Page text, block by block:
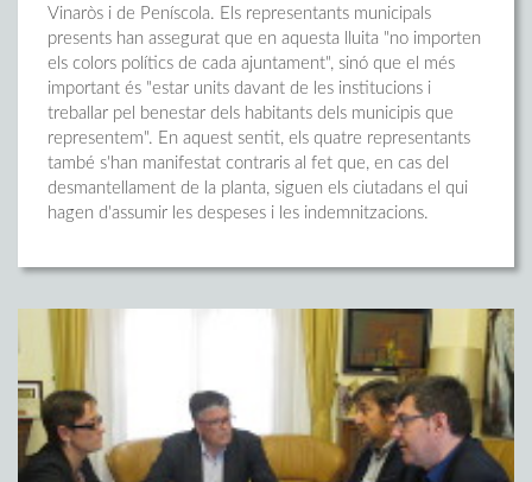
Vinaròs i de Peníscola. Els representants municipals
presents han assegurat que en aquesta lluita "no importen
els colors polítics de cada ajuntament", sinó que el més
important és "estar units davant de les institucions i
treballar pel benestar dels habitants dels municipis que
representem". En aquest sentit, els quatre representants
també s'han manifestat contraris al fet que, en cas del
desmantellament de la planta, siguen els ciutadans el qui
hagen d'assumir les despeses i les indemnitzacions.